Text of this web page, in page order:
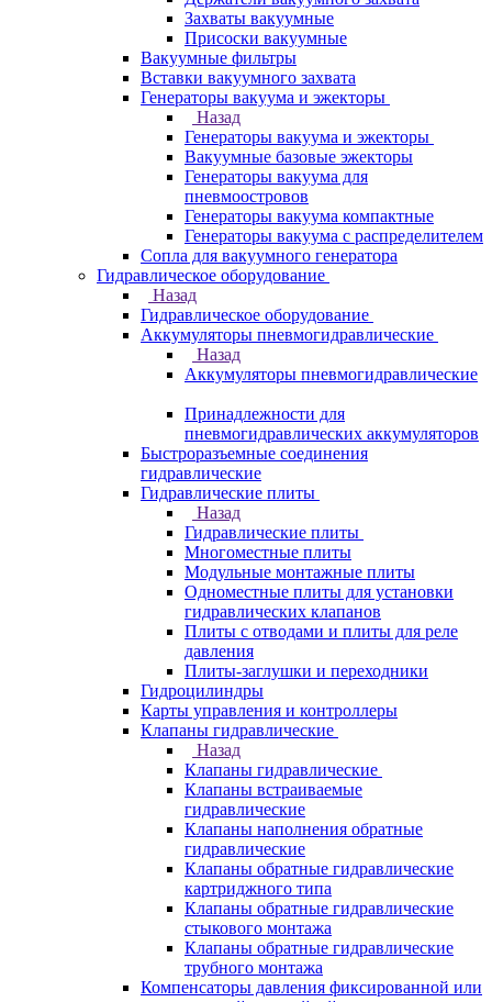
Захваты вакуумные
Присоски вакуумные
Вакуумные фильтры
Вставки вакуумного захвата
Генераторы вакуума и эжекторы
Назад
Генераторы вакуума и эжекторы
Вакуумные базовые эжекторы
Генераторы вакуума для
пневмоостровов
Генераторы вакуума компактные
Генераторы вакуума с распределителем
Сопла для вакуумного генератора
Гидравлическое оборудование
Назад
Гидравлическое оборудование
Аккумуляторы пневмогидравлические
Назад
Аккумуляторы пневмогидравлические
Принадлежности для
пневмогидравлических аккумуляторов
Быстроразъемные соединения
гидравлические
Гидравлические плиты
Назад
Гидравлические плиты
Многоместные плиты
Модульные монтажные плиты
Одноместные плиты для установки
гидравлических клапанов
Плиты с отводами и плиты для реле
давления
Плиты-заглушки и переходники
Гидроцилиндры
Карты управления и контроллеры
Клапаны гидравлические
Назад
Клапаны гидравлические
Клапаны встраиваемые
гидравлические
Клапаны наполнения обратные
гидравлические
Клапаны обратные гидравлические
картриджного типа
Клапаны обратные гидравлические
стыкового монтажа
Клапаны обратные гидравлические
трубного монтажа
Компенсаторы давления фиксированной или